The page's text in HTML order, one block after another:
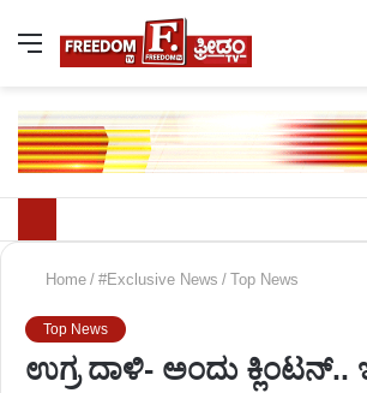
Home / #Exclusive News / Top News
Top News
ಉಗ್ರ ದಾಳಿ- ಅಂದು ಕ್ಲಿಂಟನ್..